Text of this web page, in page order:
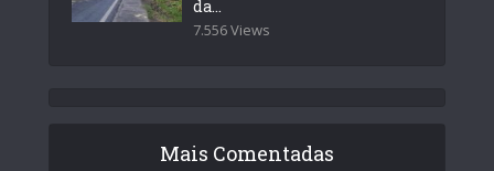
da...
7.556 Views
Mais Comentadas